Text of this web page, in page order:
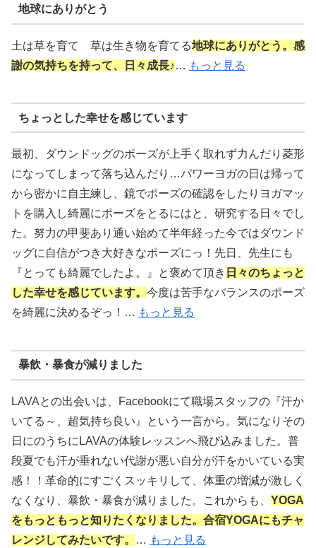
地球にありがとう
土は草を育て 草は生き物を育てる地球にありがとう。感
謝の気持ちを持って、日々成長♪… もっと見る
ちょっとした幸せを感じています
最初、ダウンドッグのポーズが上手く取れず力んだり菱形
になってしまって落ち込んだり…パワーヨガの日は帰って
から密かに自主練し、鏡でポーズの確認をしたりヨガマッ
トを購入し綺麗にポーズをとるにはと、研究する日々でし
た。努力の甲斐あり通い始めて半年経った今ではダウンド
ッグに自信がつき大好きなポーズにっ！先日、先生にも
『とっても綺麗でしたよ。』と褒めて頂き 日々のちょっと
した幸せを感じています。 今度は苦手なバランスのポーズ
を綺麗に決めるぞっ！… もっと見る
暴飲・暴食が減りました
LAVAとの出会いは、Facebookにて職場スタッフの『汗か
いてる～、超気持ち良い』という一言から。気になりその
日にのうちにLAVAの体験レッスンへ飛び込みました。普
段夏でも汗が垂れない代謝が悪い自分が汗をかいている実
感！！革命的にすごくスッキリして、体重の増減が激しく
なくなり、暴飲・暴食が減りました。これからも、 YOGA
をもっともっと知りたくなりました。合宿YOGAにもチャ
レンジしてみたいです。
… もっと見る